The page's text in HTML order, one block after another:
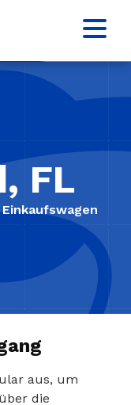
FL
aus, um
die